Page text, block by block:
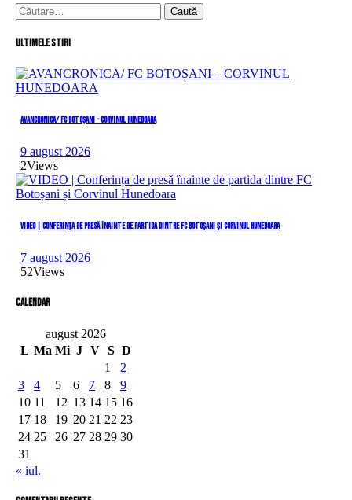
Caută
după:
Ultimele stiri
AVANCRONICA/ FC BOTOȘANI – CORVINUL HUNEDOARA
9 august 2026
2Views
VIDEO | Conferința de presă înainte de partida dintre FC Botoșani și Corvinul Hunedoara
7 august 2026
52Views
Calendar
august 2026
L Ma Mi J V S D
1
2
3
4 5 6 7 8
9
10 11 12 13 14 15 16
17 18 19 20 21 22 23
24 25 26 27 28 29 30
31
« iul.